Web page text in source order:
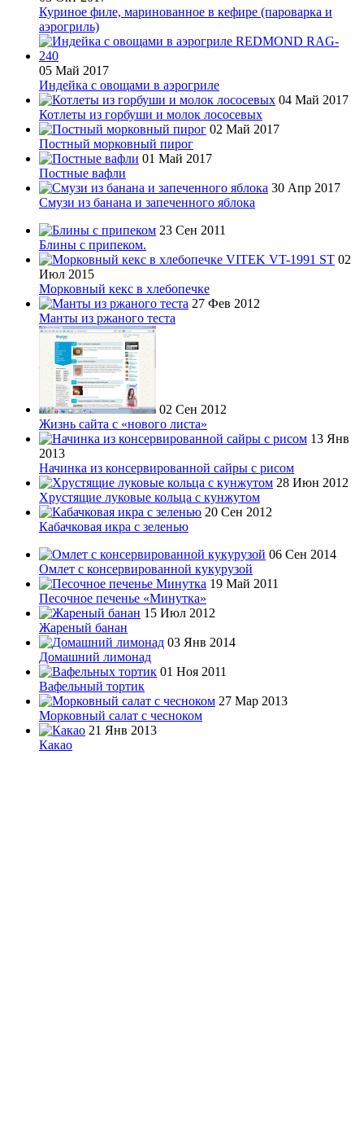
Куриное филе, маринованное в кефире (пароварка и
аэрогриль)
05 Май 2017
Индейка с овощами в аэрогриле
04 Май 2017
Котлеты из горбуши и молок лососевых
02 Май 2017
Постный морковный пирог
01 Май 2017
Постные вафли
30 Апр 2017
Смузи из банана и запеченного яблока
23 Сен 2011
Блины с припеком.
02
Июл 2015
Морковный кекс в хлебопечке
27 Фев 2012
Манты из ржаного теста
02 Сен 2012
Жизнь сайта с «нового листа»
13 Янв
2013
Начинка из консервированной сайры с рисом
28 Июн 2012
Хрустящие луковые кольца с кунжутом
20 Сен 2012
Кабачковая икра с зеленью
06 Сен 2014
Омлет с консервированной кукурузой
19 Май 2011
Песочное печенье «Минутка»
15 Июл 2012
Жареный банан
03 Янв 2014
Домашний лимонад
01 Ноя 2011
Вафельный тортик
27 Мар 2013
Морковный салат с чесноком
21 Янв 2013
Какао